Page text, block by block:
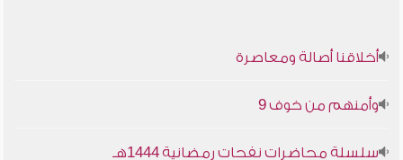
أخلاقنا أصالة ومعاصرة
وأمنهم من خوف 9
سلسلة محاضرات نفحات رمضانية 1444هـ